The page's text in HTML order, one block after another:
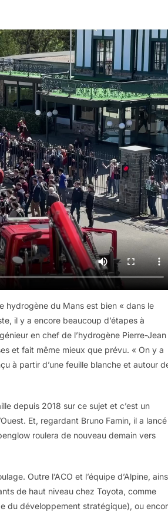
hydrogène du Mans est bien « dans le
il y a encore beaucoup d’étapes à
en chef de l’hydrogène Pierre-Jean
et fait même mieux que prévu. « On y a
à partir d’une feuille blanche et autour
depuis 2018 sur ce sujet et c’est un
Et, regardant Bruno Famin, il a lancé
roulera de nouveau demain vers
Outre l’ACO et l’équipe d’Alpine,
de haut niveau chez Toyota, comme
du développement stratégique), ou